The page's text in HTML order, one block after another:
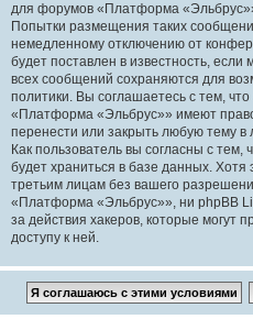
для форумов «Платформа
Попытки размещения таких
немедленному отключению от
будет поставлен в известность,
всех сообщений сохраняются для
политики. Вы соглашаетесь с тем,
«Платформа «Эльбрус»» имеют
перенести или закрыть любую тему
Как пользователь вы согласны с
будет храниться в базе данных.
третьим лицам без вашего
«Платформа «Эльбрус»», ни phpBB
за действия хакеров, которые могут
доступу к ней.